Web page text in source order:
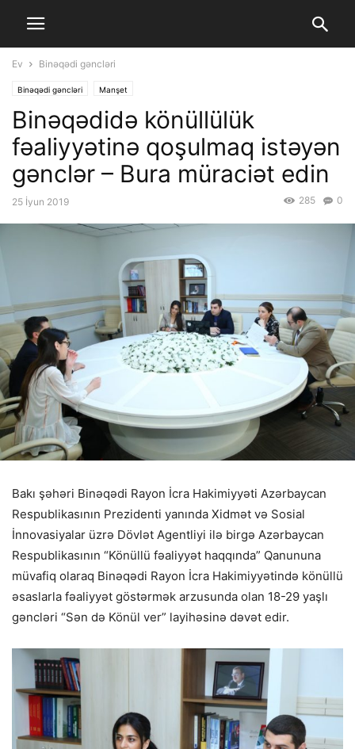
Ev Binəqədi gəncləri
Binəqədi gəncləri Manşet
Binəqədidə könüllülük
fəaliyyətinə qoşulmaq istəyən
gənclər – Bura müraciət edin
25 İyun 2019 0
285
Bakı şəhəri Binəqədi Rayon İcra Hakimiyyəti Azərbaycan
Respublikasının Prezidenti yanında Xidmət və Sosial
İnnovasiyalar üzrə Dövlət Agentliyi ilə birgə Azərbaycan
Respublikasının “Könüllü fəaliyyət haqqında” Qanununa
müvafiq olaraq Binəqədi Rayon İcra Hakimiyyətində könüllü
əsaslarla fəaliyyət göstərmək arzusunda olan 18-29 yaşlı
gəncləri “Sən də Könül ver” layihəsinə dəvət edir.